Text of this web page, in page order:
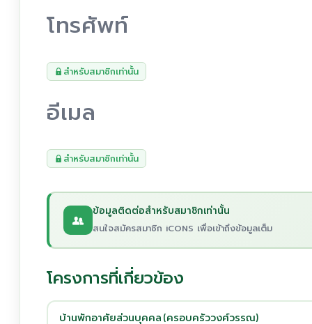
โทรศัพท์
สำหรับสมาชิกเท่านั้น
อีเมล
สำหรับสมาชิกเท่านั้น
ข้อมูลติดต่อสำหรับสมาชิกเท่านั้น
สนใจสมัครสมาชิก iCONS เพื่อเข้าถึงข้อมูลเต็ม
โครงการที่เกี่ยวข้อง
บ้านพักอาศัยส่วนบุคคล (ครอบครัววงศ์วรรณ)